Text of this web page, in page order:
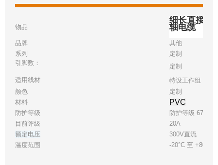
物品
细长直接电
轴电缆
品牌
其他
系列
定制
引脚数：
定制
适用线材
特设工作组 30
颜色
定制
材料
PVC
防护等级
防护等级 67
目前评级
20A
额定电压
300V直流
温度范围
-20°C 至 +80°C